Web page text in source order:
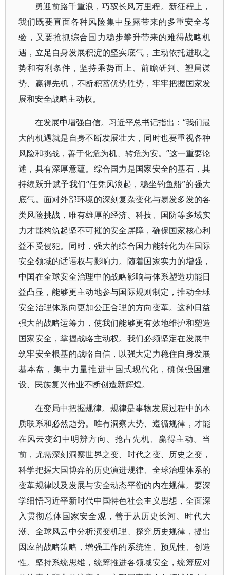
勇迎前路千重浪，巧驭长风万里程。新征程上，
我们既要直面各种风险集中显露带来的多重安全考
验，又要抢抓综合国力稳步攀升带来的难得战略机
遇，立足自身发展积淀的坚实底气，主动依托进取之
势和有利条件，坚持乘势而上、前瞻研判、塑局谋
势、赢得先机，不断积蓄优势胜势，牢牢把握国家发
展和安全战略主动权。
在发展中增强自信。习近平总书记指出：“我们最
大的机遇就是自身不断发展壮大，同时也要重视各种
风险和挑战，善于化危为机、转危为安。”这一重要论
述，具有深厚意蕴。综合国力是国家安全的基石，其
持续跃升赋予我们“任凭风浪起，稳坐钓鱼船”的强大
底气。面对外部环境的深刻复杂变化与易发多发的各
类风险挑战，唯有雄厚的经济、科技、国防等多域实
力才能构筑起坚不可摧的安全屏障，确保国家核心利
益不受侵犯。同时，强大的综合国力能转化为在国际
安全领域的话语权与影响力。随着国家实力的增强，
中国在全球安全治理中的战略影响与体系塑造功能日
益凸显，能够更主动地参与国际规则制定，推动全球
安全治理体系向更加公正合理的方向变革。这种日益
强大的战略运筹力，使我们能够更有效地维护和塑造
国家安全，掌握战略主动权。我们必须坚定在发展中
筑牢安全根基的战略自信，以强大定力稳住自身发展
基本盘，集中力量推进中国式现代化，确保强国建
设、民族复兴伟业不断创造新辉煌。
在变局中把握规律。规律是事物发展过程中的本
质联系和必然趋势。唯有洞察大势、遵循规律，才能
在风云变幻中明辨方向、抢占先机、赢得主动。当
前，尤需深刻洞察世界之变、时代之变、历史之变，
科学把握大国博弈的历史演进规律、全球治理体系的
变革规律以及发展与安全动态平衡的内在规律。要深
学细悟习近平新时代中国特色社会主义思想，全面深
入贯彻总体国家安全观，善于从历史长河、时代大
潮、全球风云中分析演变机理、探究历史规律，提出
因应的战略策略，增强工作的系统性、预见性、创造
性。坚持系统思维，统筹推进各领域安全，统筹应对